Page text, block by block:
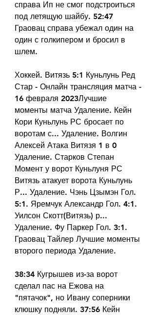
справа Ип не смог подстроиться
под летящую шайбу. 52:47
Граовац справа убежал один на
один с голкипером и бросил в
шлем.
Хоккей. Витязь 5:1 Куньлунь Ред
Стар - Онлайн трансляция матча -
16 февраля 2023Лучшие
моменты матча Удаление. Кейн
Кори Куньлунь РС бросает по
воротам с... Удаление. Волгин
Алексей Атака Витязя 1 в 0
Удаление. Старков Степан
Момент у ворот Куньлуня РС
Витязь атакует ворота Куньлунь
Р... Удаление. Чэнь Цзымэн Гол.
5:1. Яремчук Александр Гол. 4:1.
Уилсон Скотт(Витязь) р...
Удаление. Фу Паркер Гол. 3:1.
Граовац Тайлер Лучшие моменты
второго периода Удаление.
38:34 Кугрышев из-за ворот
сделал пас на Ежова на
"пятачок", но Ивану соперники
клюшку подняли. 37:56 Кейн